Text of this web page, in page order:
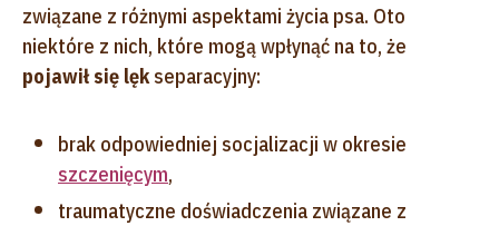
związane z różnymi aspektami życia psa. Oto
niektóre z nich, które mogą wpłynąć na to, że
pojawił się lękseparacyjny:
brak odpowiedniej socjalizacji w okresie
szczenięcym,
traumatyczne doświadczenia związane z